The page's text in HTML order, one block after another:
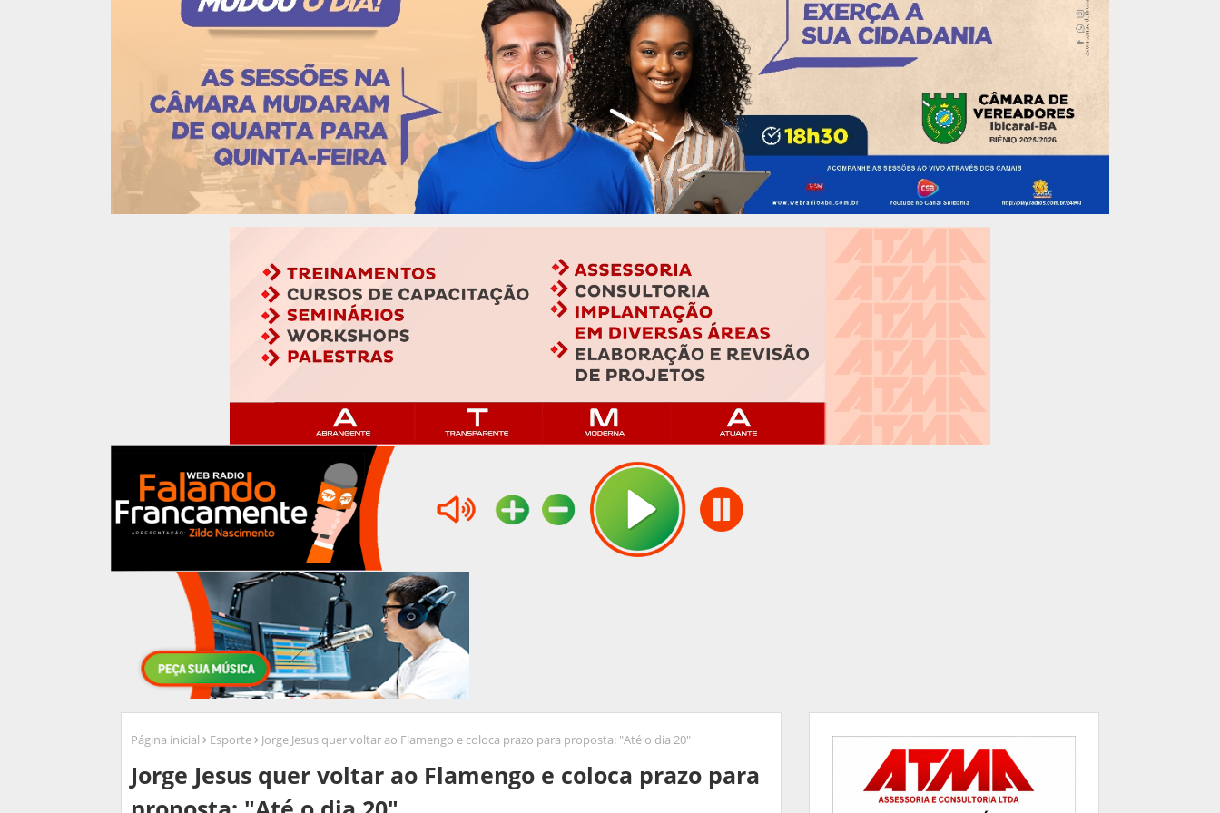
Página inicial Esporte Jorge Jesus quer voltar ao Flamengo e coloca prazo para proposta: "Até o dia 20"
Jorge Jesus quer voltar ao Flamengo e coloca prazo para